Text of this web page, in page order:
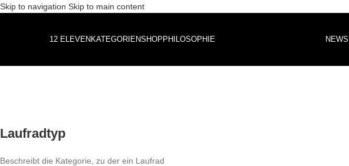
Skip to navigation Skip to main content
12 ELEVEN KATEGORIENSHOP PHILOSOPHIE NEWS
Laufradtyp
Beschreibt die Kategorie, zu der ein Laufrad